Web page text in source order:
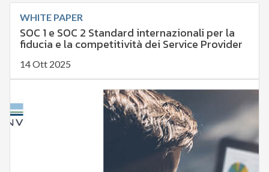
WHITE PAPER
SOC 1 e SOC 2 Standard internazionali per la
fiducia e la competitività dei Service Provider
14 Ott 2025